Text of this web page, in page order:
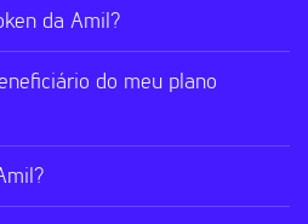
da Amil?
do meu plano